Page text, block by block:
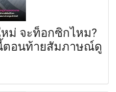
ม่ จะท็อกซิกไหม?
ตอนท้ายสัมภาษณ์ดู